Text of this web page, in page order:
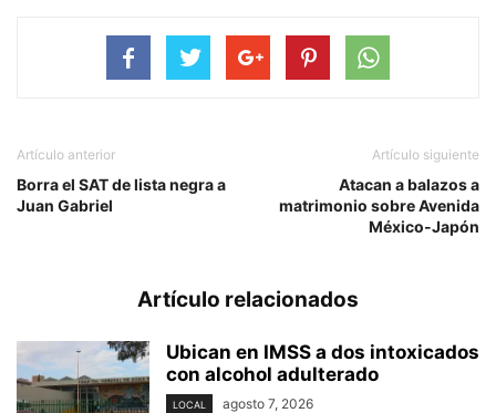
Artículo anterior
Borra el SAT de lista negra a
Juan Gabriel
Artículo siguiente
Atacan a balazos a
matrimonio sobre Avenida
México-Japón
Artículo relacionados
Ubican en IMSS a dos intoxicados
con alcohol adulterado
LOCAL agosto 7, 2026